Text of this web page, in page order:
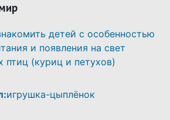
детей с особенностью
и появления на свет
птиц (куриц и петухов)
игрушка-цыплёнок